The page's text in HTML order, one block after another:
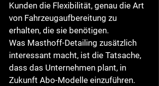
Kunden die Flexibilität, genau die Art
von Fahrzeugaufbereitung zu
erhalten, die sie benötigen.
Was Masthoff-Detailing zusätzlich
interessant macht, ist die Tatsache,
dass das Unternehmen plant, in
Zukunft Abo-Modelle einzuführen.